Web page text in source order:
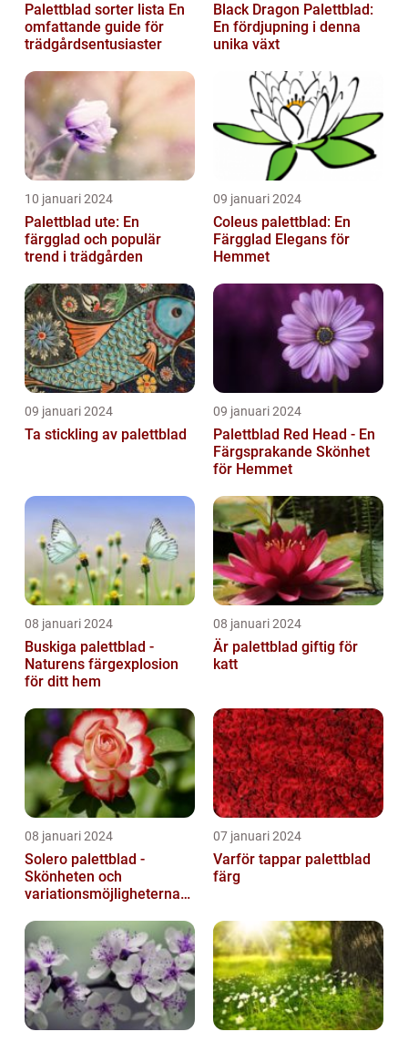
Palettblad sorter lista En
omfattande guide för
trädgårdsentusiaster
Black Dragon Palettblad:
En fördjupning i denna
unika växt
10 januari 2024
Palettblad ute: En
färgglad och populär
trend i trädgården
09 januari 2024
Coleus palettblad: En
Färgglad Elegans för
Hemmet
09 januari 2024
Ta stickling av palettblad
09 januari 2024
Palettblad Red Head - En
Färgsprakande Skönhet
för Hemmet
08 januari 2024
Buskiga palettblad -
Naturens färgexplosion
för ditt hem
08 januari 2024
Är palettblad giftig för
katt
08 januari 2024
Solero palettblad -
Skönheten och
variationsmöjligheterna
07 januari 2024
Varför tappar palettblad
färg